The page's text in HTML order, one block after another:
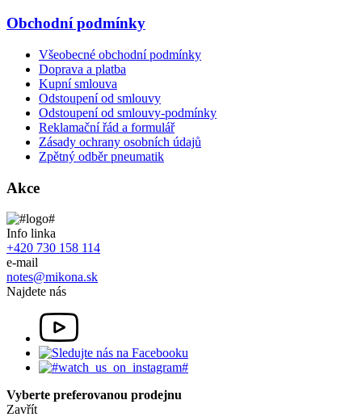
Obchodní podmínky
Všeobecné obchodní podmínky
Doprava a platba
Kupní smlouva
Odstoupení od smlouvy
Odstoupení od smlouvy-podmínky
Reklamační řád a formulář
Zásady ochrany osobních údajů
Zpětný odběr pneumatik
Akce
Info linka
+420 730 158 114
e-mail
notes@mikona.sk
Najdete nás
Vyberte preferovanou prodejnu
Zavřít